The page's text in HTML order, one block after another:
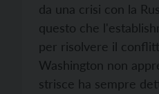
da una crisi con la
questo che
per risolvere il
Washington non
strisce ha sempre